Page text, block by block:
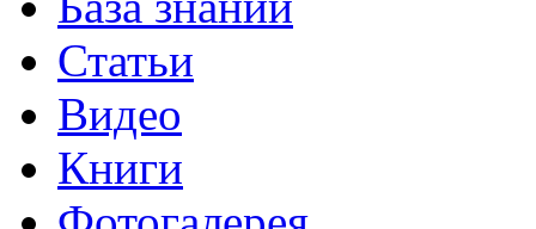
Статьи
Видео
Книги